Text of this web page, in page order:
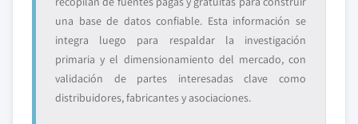
una base de datos confiable. Esta información se
integra luego para respaldar la investigación
primaria y el dimensionamiento del mercado, con
validación de partes interesadas clave como
distribuidores, fabricantes y asociaciones.